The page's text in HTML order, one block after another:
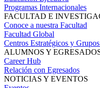
Programas Internacionales
FACULTAD E
Conoce a nuestra Facultad
Facultad Global
Centros Estratégicos y
ALUMNOS Y
Career Hub
Relación con Egresados
NOTICIAS Y EVENTOS